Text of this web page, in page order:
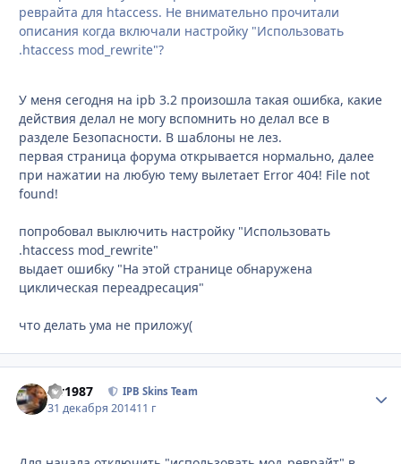
реврайта для htaccess. Не внимательно прочитали
описания когда включали настройку "Использовать
.htaccess mod_rewrite"?
У меня сегодня на ipb 3.2 произошла такая ошибка, какие
действия делал не могу вспомнить но делал все в
разделе Безопасности. В шаблоны не лез.
первая страница форума открывается нормально, далее
при нажатии на любую тему вылетает Error 404! File not
found!
попробовал выключить настройку "Использовать
.htaccess mod_rewrite"
выдает ошибку "На этой странице обнаружена
циклическая переадресация"
что делать ума не приложу(
siv1987 IPB Skins Team
31 декабря 201411 г